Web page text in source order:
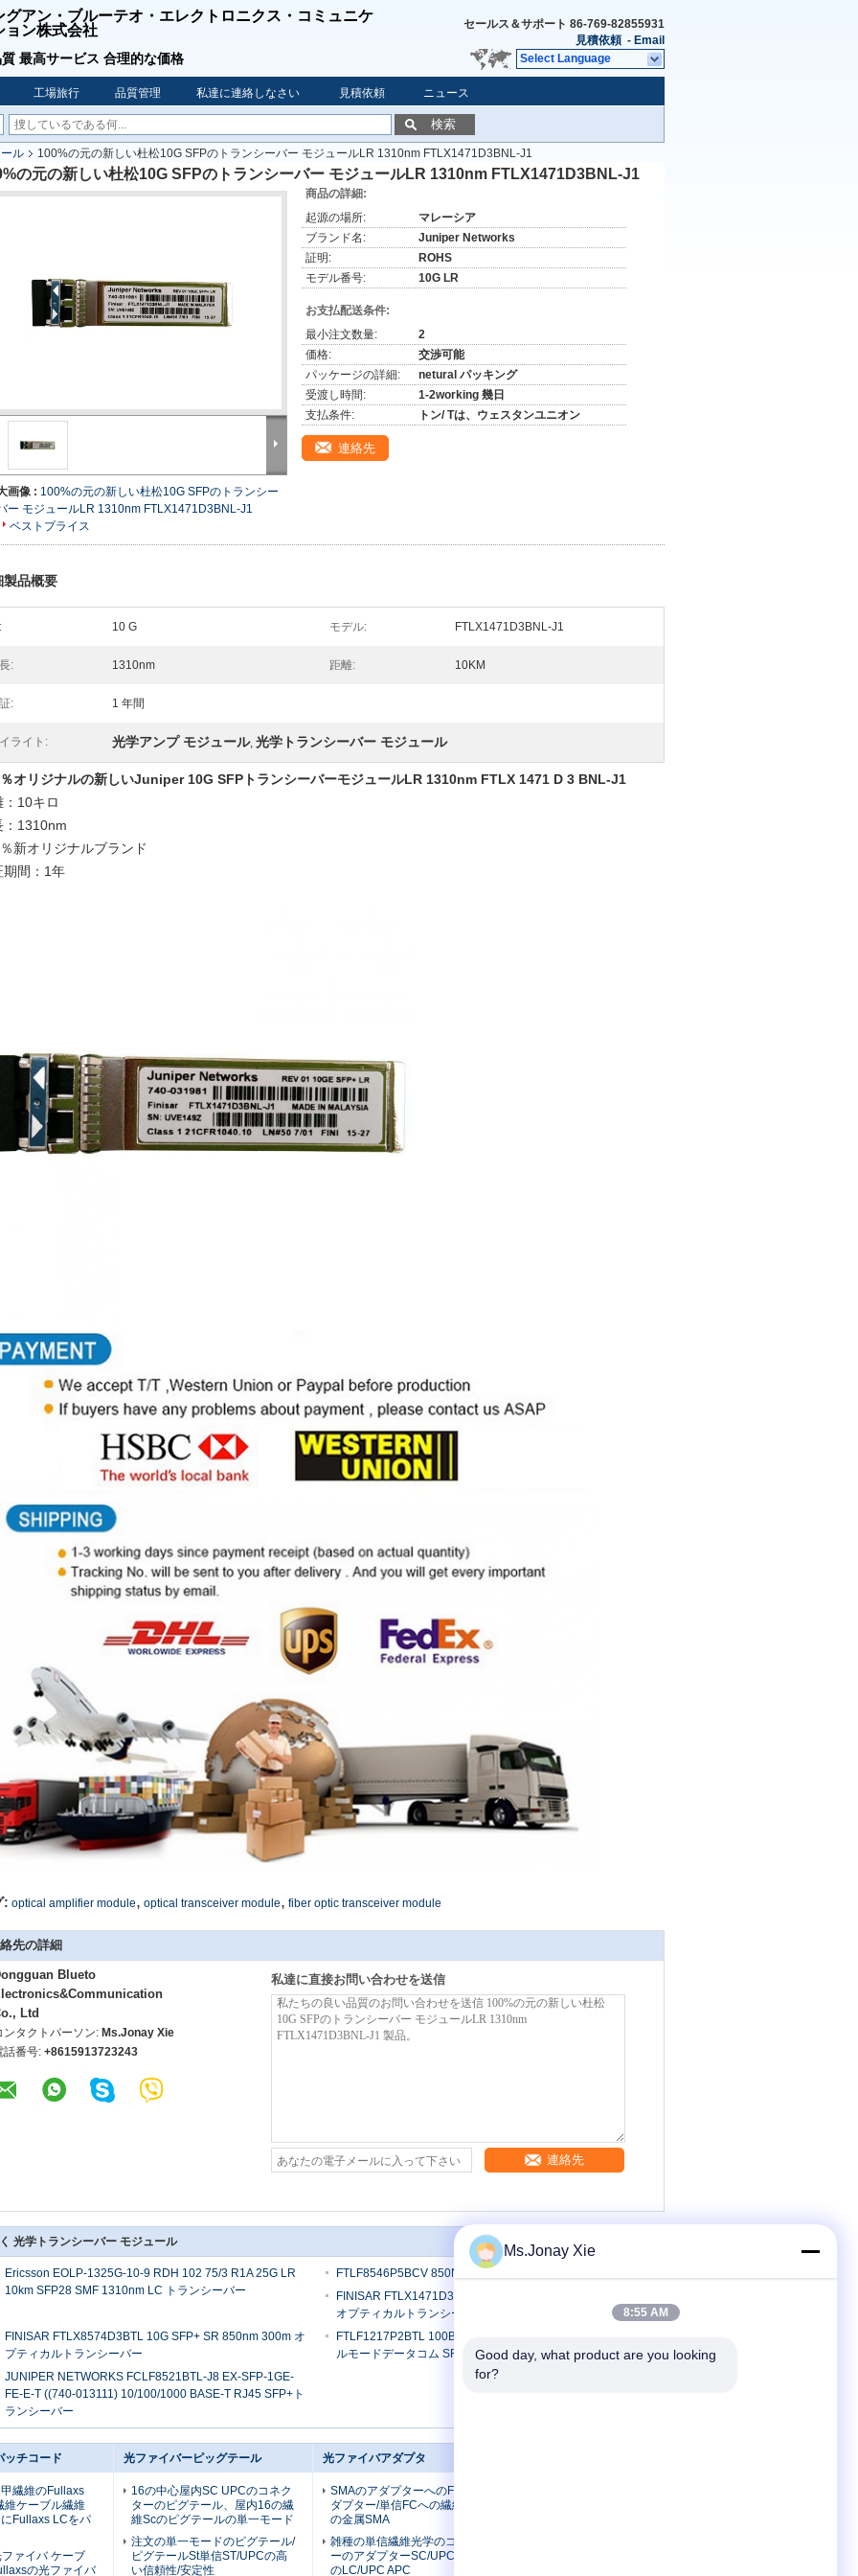
グアン・ブルーテオ・エレクトロニクス・コミュニケ
ョン株式会社
最高サービス 合理的な価格
セールス＆サポート 86-769-82855931
見積依頼 - Email
Select Language
工場旅行 品質管理 私達に連絡しなさい 見積依頼 ニュース
検索
ル 100%の元の新しい杜松10G SFPのトランシーバー モジュールLR 1310nm FTLX1471D3BNL-J1
の元の新しい杜松10G SFPのトランシーバー モジュールLR 1310nm FTLX1471D3BNL-J1
画像 : 100%の元の新しい杜松10G SFPのトランシー
ー モジュールLR 1310nm FTLX1471D3BNL-J1
ベストプライス
商品の詳細:
起源の場所:
マレーシア
ブランド名:
Juniper Networks
証明:
ROHS
モデル番号:
10G LR
お支払配送条件:
最小注文数量:
2
価格:
交渉可能
パッケージの詳細:
netural パッキング
受渡し時間:
1-2working 幾日
支払条件:
トン/ Tは、ウェスタンユニオン
連絡先
製品概要
10 G モデル: FTLX1471D3BNL-J1
: 1310nm 距離: 10KM
: 1 年間
ライト: 光学アンプ モジュール, 光学トランシーバー モジュール
オリジナルの新しいJuniper 10G SFPトランシーバーモジュールLR 1310nm FTLX 1471 D 3 BNL-J1
：10キロ
：1310nm
新オリジナルブランド
期間：1年
: optical amplifier module, optical transceiver module, fiber optic transceiver module
先の詳細
Blueto
Ltd
ンタクトパーソン: Ms.Jonay Xie
話番号: +8615913723243
私達に直接お問い合わせを送信
連絡先
光学トランシーバー モジュール
Ericsson EOLP-1325G-10-9 RDH 102 75/3 R1A 25G LR
10km SFP28 SMF 1310nm LC トランシーバー
FTLF8546P5BCV 850NM オキシド VCSEL, 16X FC, 10GE
FINISAR FTLX1471D3BCL SFP+ 10Gb/s 1310nm 10km
オプティカルトランシーバー
FINISAR FTLX8574D3BTL 10G SFP+ SR 850nm 300m オ
プティカルトランシーバー
FTLF1217P2BTL 100BASE-FX SFP 1310nm 2km シング
ルモードデータコム SFP+トランシーバー
JUNIPER NETWORKS FCLF8521BTL-J8 EX-SFP-1GE-
FE-E-T ((740-013111) 10/100/1000 BASE-T RJ45 SFP+ト
ランシーバー
ッチコード
繊維のFullaxs
維ケーブル繊維
Fullaxs LCをパ
ァイバ ケーブ
の光ファイバ
光ファイバーピッグテール
16の中心屋内SC UPCのコネク
ターのピグテール、屋内16の繊
維Scのピグテールの単一モード
注文の単一モードのピグテール/
ピグテールSt単信ST/UPCの高
い信頼性/安定性
光ファイバアダプタ
SMAのアダプターへのFCのア
ダプター/単信FCへの繊維光学
の金属SMA
雑種の単信繊維光学のコネクタ
ーのアダプターSC/UPC APCへ
のLC/UPC APC
Ms.Jonay Xie
8:55 AM
Good day, what product are you looking
for?